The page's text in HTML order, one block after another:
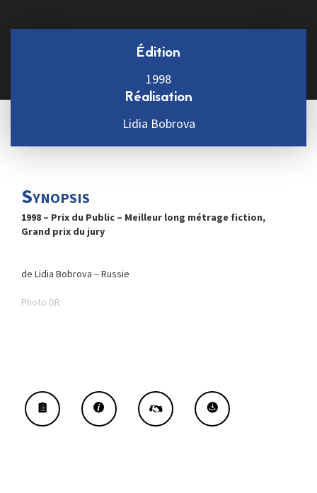
Édition
1998
Réalisation
Lidia Bobrova
Synopsis
1998 – Prix du Public – Meilleur long métrage fiction,
Grand prix du jury
de Lidia Bobrova – Russie
Photo DR